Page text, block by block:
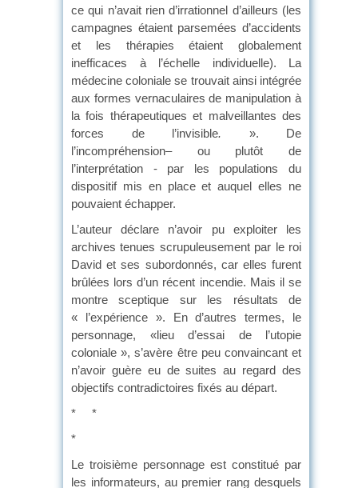
ce qui n’avait rien d’irrationnel d’ailleurs (les
campagnes étaient parsemées d’accidents
et les thérapies étaient globalement
inefficaces à l’échelle individuelle). La
médecine coloniale se trouvait ainsi intégrée
aux formes vernaculaires de manipulation à
la fois thérapeutiques et malveillantes des
forces de l’invisible. ». De
l’incompréhension– ou plutôt de
l’interprétation - par les populations du
dispositif mis en place et auquel elles ne
pouvaient échapper.
L’auteur déclare n’avoir pu exploiter les
archives tenues scrupuleusement par le roi
David et ses subordonnés, car elles furent
brûlées lors d’un récent incendie. Mais il se
montre sceptique sur les résultats de
« l’expérience ». En d’autres termes, le
personnage, «lieu d’essai de l’utopie
coloniale », s’avère être peu convaincant et
n’avoir guère eu de suites au regard des
objectifs contradictoires fixés au départ.
* *
*
Le troisième personnage est constitué par
les informateurs, au premier rang desquels